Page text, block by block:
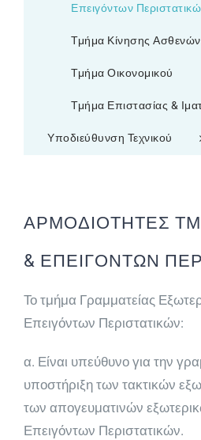
Επειγόντων
Τμήμα Κίνησης Ασθενών
Τμήμα Οικονομικού
Τμήμα Επιστασίας &
Υποδιεύθυνση Τεχνικού
ΑΡΜΟΔΙΟΤΗΤΕΣ
& ΕΠΕΙΓΟΝΤΩΝ
Το τμήμα Γραμματείας
Επει­γόντων Περιστατικών:
α. Είναι υπεύθυνο για την
υποστήριξη των τακτικών
των απογευματινών
Επειγόντων Περιστατικών.